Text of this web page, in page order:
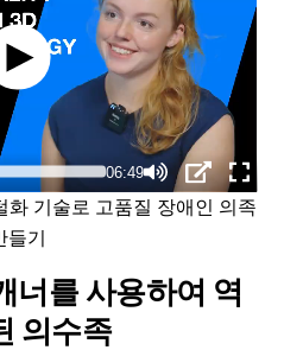
화 기술로 고품질 장애인 의족
들기
너를 사용하여 역
의수족